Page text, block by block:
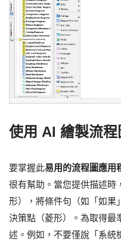
使用 AI 繪製流
要掌握此易用的流程圖應用
很有幫助。當您提供描述時
形），將條件句（如「如果
決策點（菱形）。為取得最
述。例如，不要僅說「系統